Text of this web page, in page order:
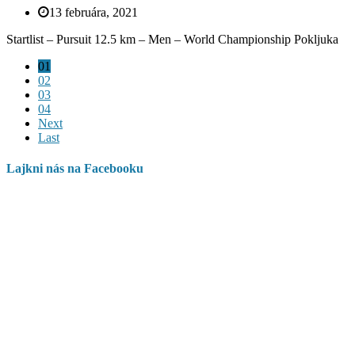
13 februára, 2021
Startlist – Pursuit 12.5 km – Men – World Championship Pokljuka
01
02
03
04
Next
Last
Lajkni nás na Facebooku